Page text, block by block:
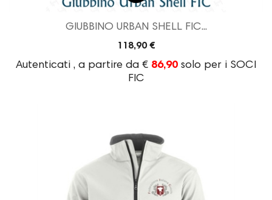
GIUBBINO URBAN SHELL FIC...
118,90 €
Autenticati , a partire da € 86,90 solo per i SOCI
FIC